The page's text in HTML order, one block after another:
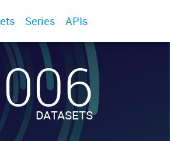
Series APIs
006
DATASETS